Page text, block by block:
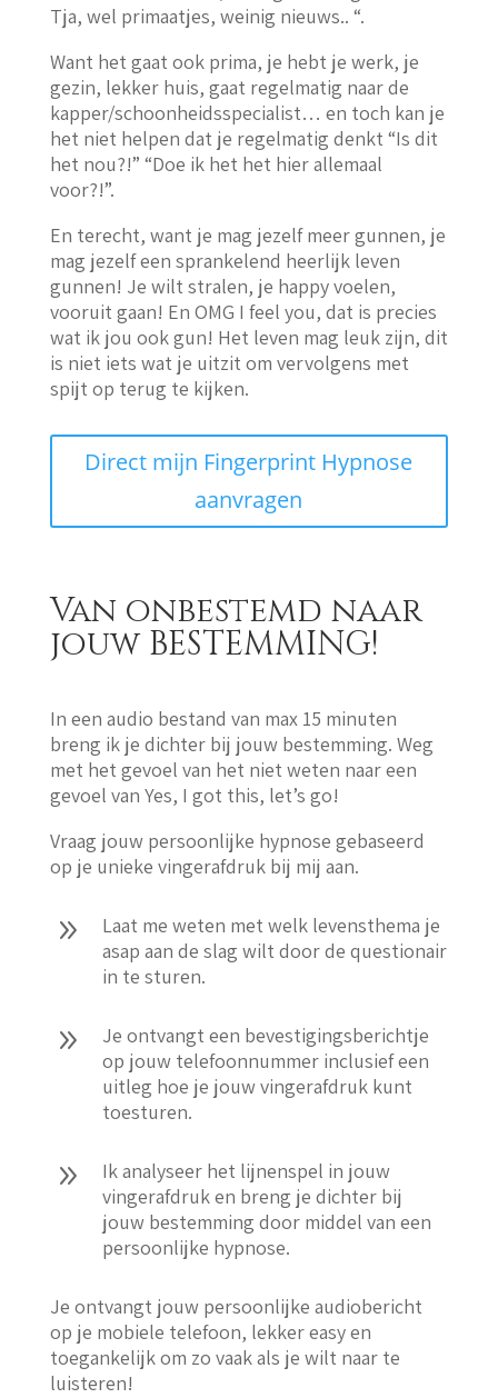
Tja, wel primaatjes, weinig nieuws.. “.
Want het gaat ook prima, je hebt je werk, je
gezin, lekker huis, gaat regelmatig naar de
kapper/schoonheidsspecialist… en toch kan je
het niet helpen dat je regelmatig denkt “Is dit
het nou?!” “Doe ik het het hier allemaal
voor?!”.
En terecht, want je mag jezelf meer gunnen, je
mag jezelf een sprankelend heerlijk leven
gunnen! Je wilt stralen, je happy voelen,
vooruit gaan! En OMG I feel you, dat is precies
wat ik jou ook gun! Het leven mag leuk zijn, dit
is niet iets wat je uitzit om vervolgens met
spijt op terug te kijken.
Direct mijn Fingerprint Hypnose
aanvragen
Van onbestemd naar
jouw BESTEMMING!
In een audio bestand van max 15 minuten
breng ik je dichter bij jouw bestemming. Weg
met het gevoel van het niet weten naar een
gevoel van Yes, I got this, let’s go!
Vraag jouw persoonlijke hypnose gebaseerd
op je unieke vingerafdruk bij mij aan.
9
Laat me weten met welk levensthema je
asap aan de slag wilt door de questionair
in te sturen.
9
Je ontvangt een bevestigingsberichtje
op jouw telefoonnummer inclusief een
uitleg hoe je jouw vingerafdruk kunt
toesturen.
9
Ik analyseer het lijnenspel in jouw
vingerafdruk en breng je dichter bij
jouw bestemming door middel van een
persoonlijke hypnose.
Je ontvangt jouw persoonlijke audiobericht
op je mobiele telefoon, lekker easy en
toegankelijk om zo vaak als je wilt naar te
luisteren!